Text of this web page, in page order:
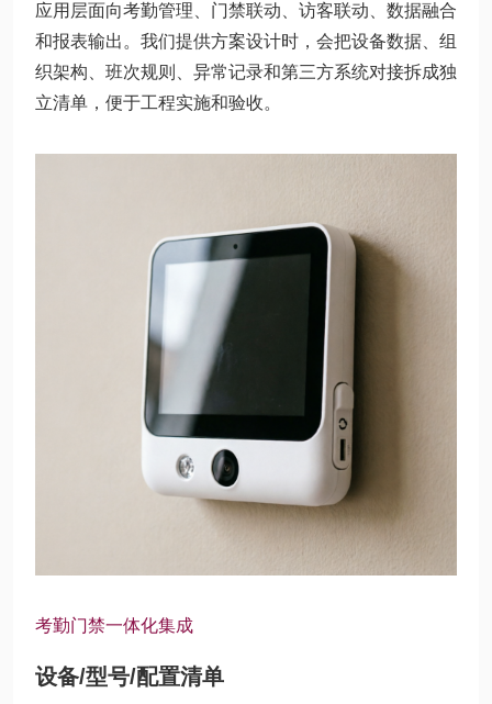
应用层面向考勤管理、门禁联动、访客联动、数据融合
和报表输出。我们提供方案设计时，会把设备数据、组
织架构、班次规则、异常记录和第三方系统对接拆成独
立清单，便于工程实施和验收。
考勤门禁一体化集成
设备/型号/配置清单